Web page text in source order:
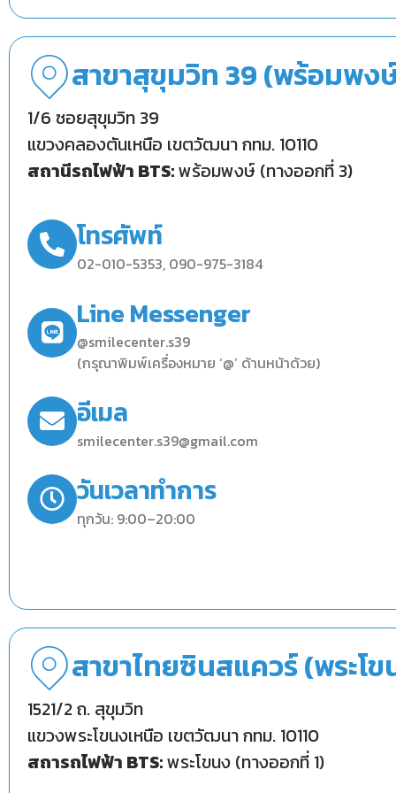
สาขาสุขุมวิท 39 (พร้อมพง
1/6 ซอยสุขุมวิท 39
แขวงคลองตันเหนือ เขตวัฒนา กทม. 10110
สถานีรถไฟฟ้า BTS:พร้อมพงษ์ (ทางออกที่ 3)
โทรศัพท์
02-010-5353, 090-975-3184
Line Messenger
@smilecenter.s39
(กรุณาพิมพ์เครื่องหมาย ‘@’ ด้านหน้าด้วย)
อีเมล
smilecenter.s39@gmail.com
วันเวลาทำการ
ทุกวัน: 9:00–20:00
สาขาไทยซินสแควร์ (พระโ
1521/2 ถ. สุขุมวิท
แขวงพระโขนงเหนือ เขตวัฒนา กทม. 10110
สถารถไฟฟ้า BTS:พระโขนง (ทางออกที่ 1)